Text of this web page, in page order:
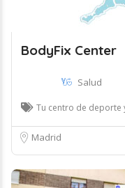
BodyFix Center
Salud
Tu centro de deporte
Madrid